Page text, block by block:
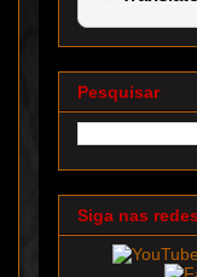
Pesquisar
Siga nas